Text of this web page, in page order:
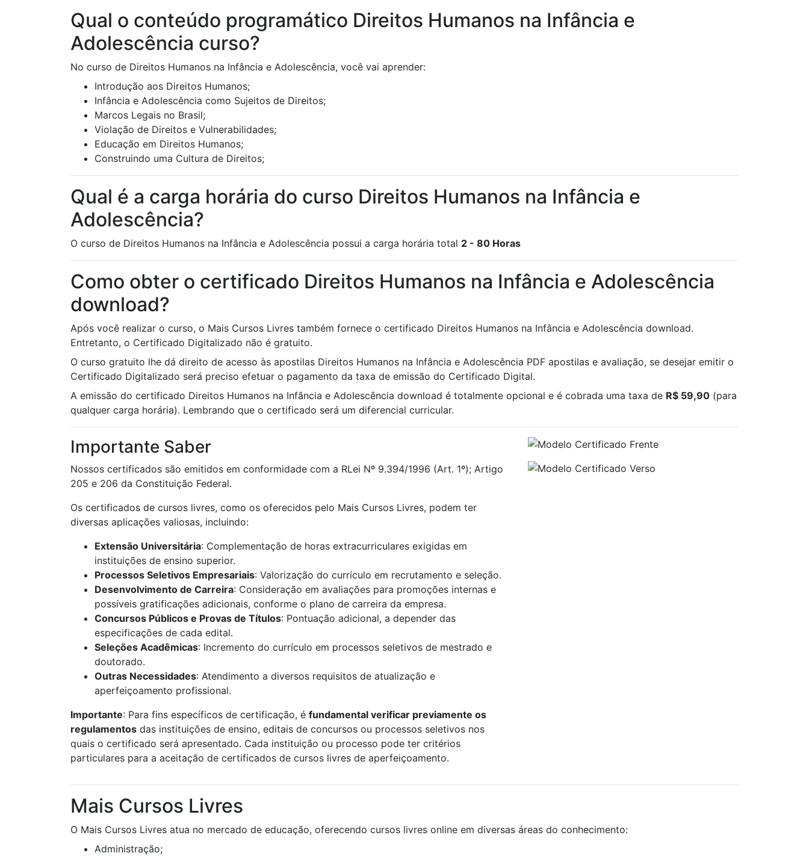
Qual o conteúdo programático Direitos Humanos na Infância e
Adolescência curso?
No curso de Direitos Humanos na Infância e Adolescência, você vai aprender:
Introdução aos Direitos Humanos;
Infância e Adolescência como Sujeitos de Direitos;
Marcos Legais no Brasil;
Violação de Direitos e Vulnerabilidades;
Educação em Direitos Humanos;
Construindo uma Cultura de Direitos;
Qual é a carga horária do curso Direitos Humanos na Infância e
Adolescência?
O curso de Direitos Humanos na Infância e Adolescência possui a carga horária total 2 - 80 Horas
Como obter o certificado Direitos Humanos na Infância e Adolescência
download?
Após você realizar o curso, o Mais Cursos Livres também fornece o certificado Direitos Humanos na Infância e Adolescência download.
Entretanto, o Certificado Digitalizado não é gratuito.
O curso gratuito lhe dá direito de acesso às apostilas Direitos Humanos na Infância e Adolescência PDF apostilas e avaliação, se desejar emitir o
Certificado Digitalizado será preciso efetuar o pagamento da taxa de emissão do Certificado Digital.
A emissão do certificado Direitos Humanos na Infância e Adolescência download é totalmente opcional e é cobrada uma taxa de R$ 59,90 (para
qualquer carga horária). Lembrando que o certificado será um diferencial curricular.
Importante Saber
Nossos certificados são emitidos em conformidade com a RLei Nº 9.394/1996 (Art. 1º); Artigo
205 e 206 da Constituição Federal.
Os certificados de cursos livres, como os oferecidos pelo Mais Cursos Livres, podem ter
diversas aplicações valiosas, incluindo:
Extensão Universitária: Complementação de horas extracurriculares exigidas em
instituições de ensino superior.
Processos Seletivos Empresariais: Valorização do currículo em recrutamento e seleção.
Desenvolvimento de Carreira: Consideração em avaliações para promoções internas e
possíveis gratificações adicionais, conforme o plano de carreira da empresa.
Concursos Públicos e Provas de Títulos: Pontuação adicional, a depender das
especificações de cada edital.
Seleções Acadêmicas: Incremento do currículo em processos seletivos de mestrado e
doutorado.
Outras Necessidades: Atendimento a diversos requisitos de atualização e
aperfeiçoamento profissional.
Importante: Para fins específicos de certificação, é fundamental verificar previamente os
regulamentos das instituições de ensino, editais de concursos ou processos seletivos nos
quais o certificado será apresentado. Cada instituição ou processo pode ter critérios
particulares para a aceitação de certificados de cursos livres de aperfeiçoamento.
Mais Cursos Livres
O Mais Cursos Livres atua no mercado de educação, oferecendo cursos livres online em diversas áreas do conhecimento:
Administração;